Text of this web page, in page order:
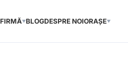
▼BLOGDESPRE NOIORAȘE▼